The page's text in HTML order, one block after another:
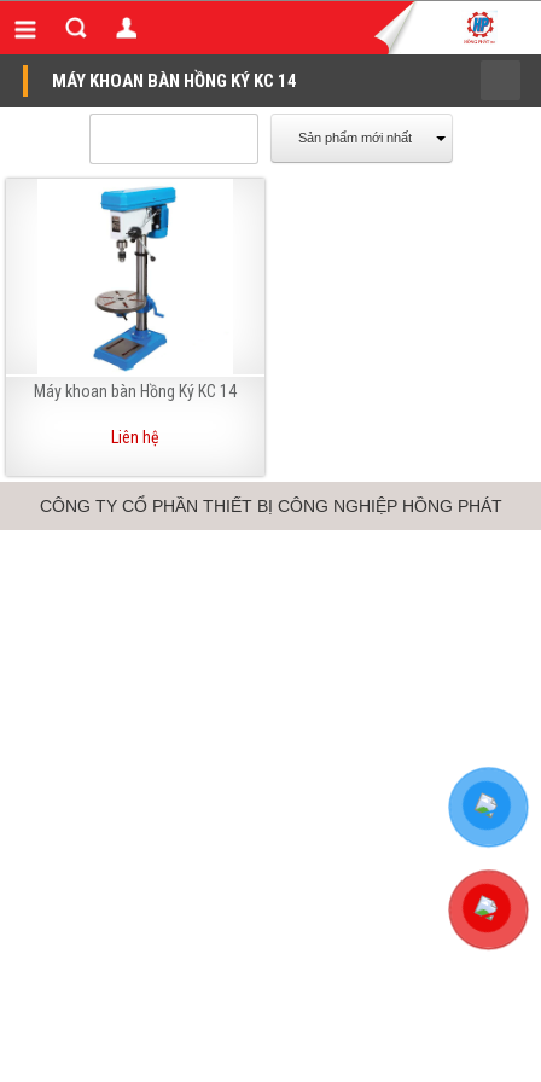
MÁY KHOAN BÀN HỒNG KÝ KC 14
Sản phẩm mới nhất
Máy khoan bàn Hồng Ký KC 14
Liên hệ
CÔNG TY CỔ PHẦN THIẾT BỊ CÔNG NGHIỆP HỒNG PHÁT